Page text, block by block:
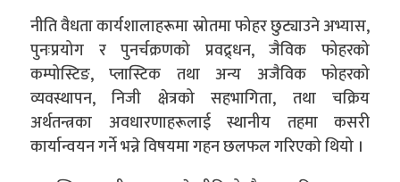
नीति वैधता कार्यशालाहरूमा स्रोतमा फोहर छुट्याउने अभ्यास,
पुनःप्रयोग र पुनर्चक्रणको प्रवद्र्धन, जैविक फोहरको
कम्पोस्टिङ, प्लास्टिक तथा अन्य अजैविक फोहरको
व्यवस्थापन, निजी क्षेत्रको सहभागिता, तथा चक्रिय
अर्थतन्त्रका अवधारणाहरूलाई स्थानीय तहमा कसरी
कार्यान्वयन गर्ने भन्ने विषयमा गहन छलफल गरिएको थियो ।